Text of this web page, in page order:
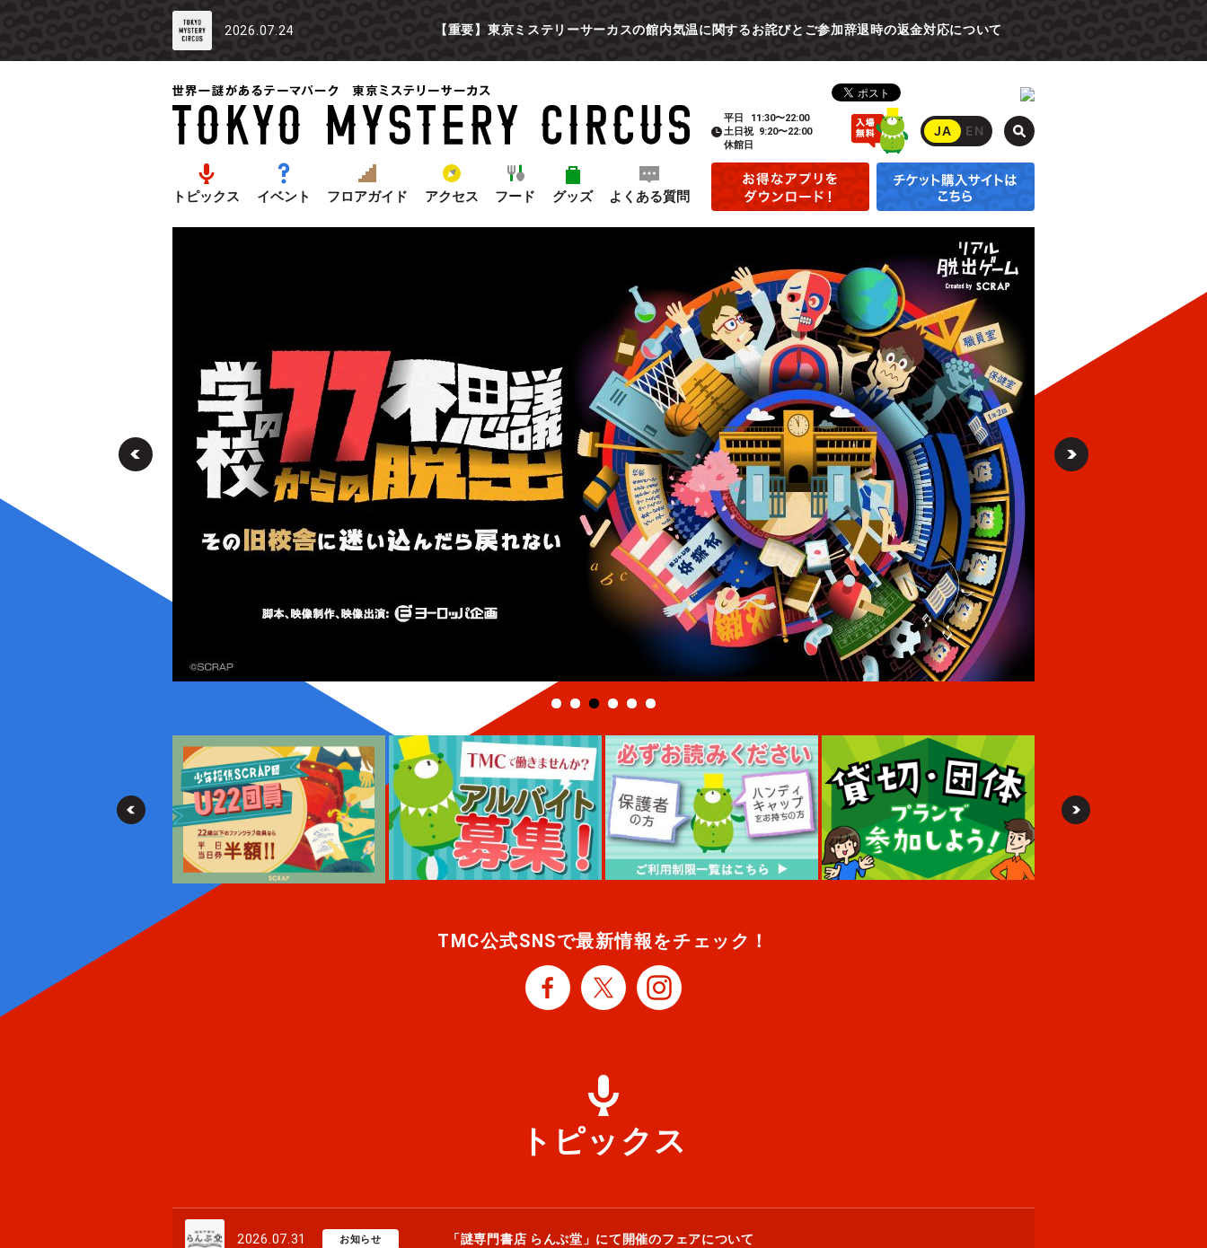
2026.07.24 【重要】東京ミステリーサーカスの館内気温に関するお詫びとご参加辞退時の返金対応について
トピックス イベント フロアガイド アクセス フード グッズ よくある質問
平日
11:30〜22:00
土日祝 9:20〜22:00
休館日
JA EN
TMC公式SNSで最新情報をチェック！
トピックス
2026.07.31 お知らせ 「謎専門書店 らんぷ堂」にて開催のフェアについて